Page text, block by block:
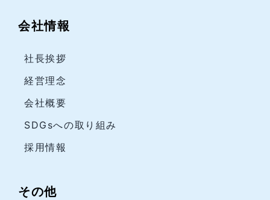
会社情報
社長挨拶
経営理念
会社概要
SDGsへの取り組み
採用情報
その他